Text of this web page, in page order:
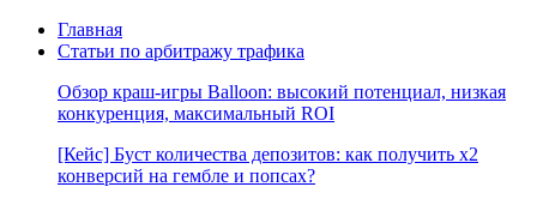
Главная
Статьи по арбитражу трафика
Обзор краш-игры Balloon: высокий потенциал, низкая
конкуренция, максимальный ROI
[Кейс] Буст количества депозитов: как получить х2
конверсий на гембле и попсах?